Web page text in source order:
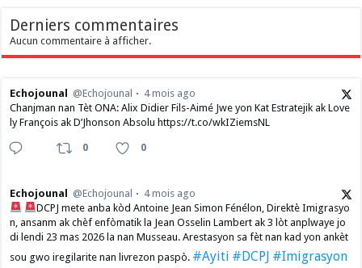
Derniers commentaires
Aucun commentaire à afficher.
Echojounal @Echojounal
4 mois ago
Chanjman nan Tèt ONA: Alix Didier Fils-Aimé Jwe yon Kat Estratejik ak Love
ly François ak D’Jhonson Absolu https://t.co/wkIZiemsNL
0 0
Echojounal @Echojounal
4 mois ago
DCPJ mete anba kòd Antoine Jean Simon Fénélon, Direktè Imigrasyo
n, ansanm ak chèf enfòmatik la Jean Osselin Lambert ak 3 lòt anplwaye jo
di lendi 23 mas 2026 la nan Musseau. Arestasyon sa fèt nan kad yon ankèt
sou gwo iregilarite nan livrezon paspò. #Ayiti #DCPJ #Imigrasyon